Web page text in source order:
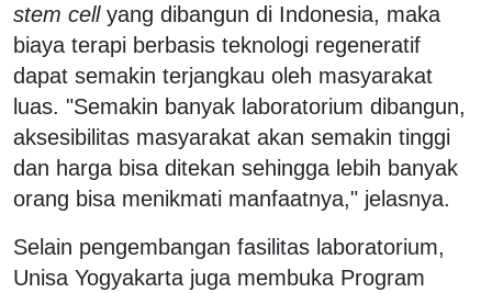
stem cellyang dibangun di Indonesia, maka
biaya terapi berbasis teknologi regeneratif
dapat semakin terjangkau oleh masyarakat
luas. "Semakin banyak laboratorium dibangun,
aksesibilitas masyarakat akan semakin tinggi
dan harga bisa ditekan sehingga lebih banyak
orang bisa menikmati manfaatnya," jelasnya.
Selain pengembangan fasilitas laboratorium,
Unisa Yogyakarta juga membuka Program